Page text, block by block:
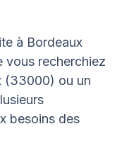
à Bordeaux
vous recherchiez
(33000) ou un
besoins des